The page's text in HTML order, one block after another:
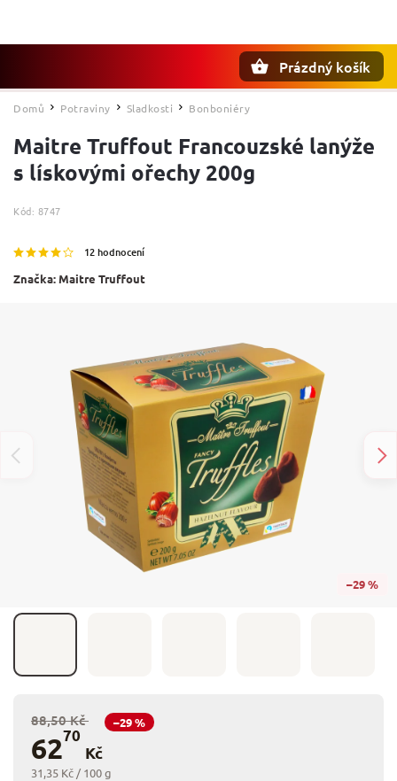
Prázdný košík
Domů / Potraviny / Sladkosti / Bonboniéry
Maitre Truffout Francouzské lanýže
s lískovými ořechy 200g
Kód: 8747
12 hodnocení
Značka:Maitre Truffout
–29 %
88,50 Kč –29 %
6270
Kč
31,35 Kč / 100 g